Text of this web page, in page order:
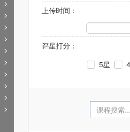
上传时间：
评星打分：
5星